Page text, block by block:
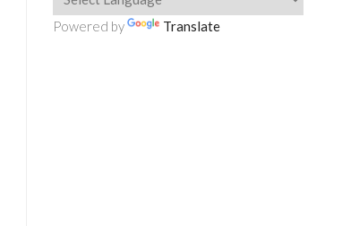
Powered by Translate